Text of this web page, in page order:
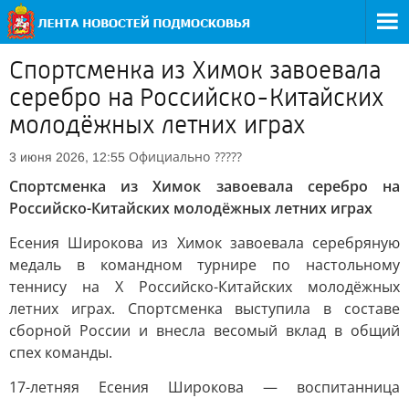
Спортсменка из Химок завоевала
серебро на Российско-Китайских
молодёжных летних играх
3 июня 2026, 12:55 Официально ?????
Спортсменка из Химок завоевала серебро на
Российско-Китайских молодёжных летних играх
Есения Широкова из Химок завоевала серебряную
медаль в командном турнире по настольному
теннису на X Российско-Китайских молодёжных
летних играх. Спортсменка выступила в составе
сборной России и внесла весомый вклад в общий
спех команды.
17-летняя Есения Широкова — воспитанница